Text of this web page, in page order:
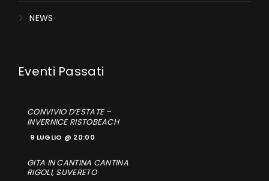
NEWS
CONVIVIO D’ESTATE –
INVERNICE RISTOBEACH
9 LUGLIO @ 20:00
GITA IN CANTINA CANTINA
RIGOLI, SUVERETO